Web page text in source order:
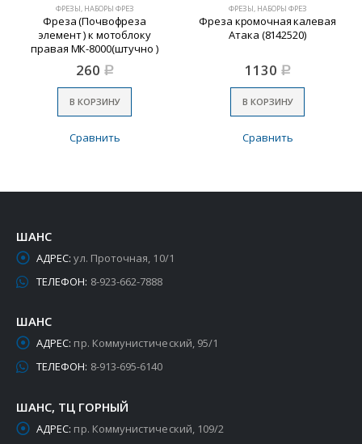
ФРЕЗЫ, НАБОРЫ ФРЕЗ
Фреза (Почвофреза
элемент ) к мотоблоку
правая МК-8000(штучно )
260 Р
В КОРЗИНУ
Сравнить
ФРЕЗЫ, НАБОРЫ ФРЕЗ
Фреза кромочная калевая
Атака (8142520)
1130 Р
В КОРЗИНУ
Сравнить
ШАНС
АДРЕС: ул. Проточная, 10/1
ТЕЛЕФОН: 8-923-662-7888
ШАНС
АДРЕС: пр. Коммунистический, 95/1
ТЕЛЕФОН: 8-913-695-6140
ШАНС, ТЦ ГОРНЫЙ
АДРЕС: пр. Коммунистический, 109/2